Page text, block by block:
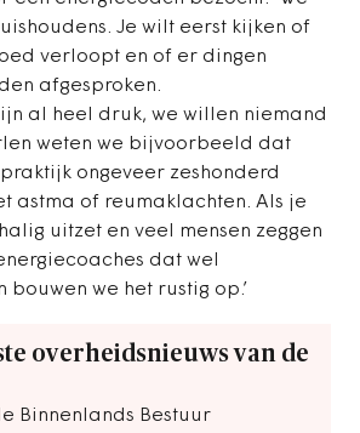
Je wilt eerst kijken of
verloopt en of er dingen
afgesproken.
al heel druk, we willen niemand
weten we bijvoorbeeld dat
ongeveer zeshonderd
astma of reumaklachten. Als je
uitzet en veel mensen zeggen
dat wel
bouwen we het rustig op.’
overheidsnieuws van de
Binnenlands Bestuur